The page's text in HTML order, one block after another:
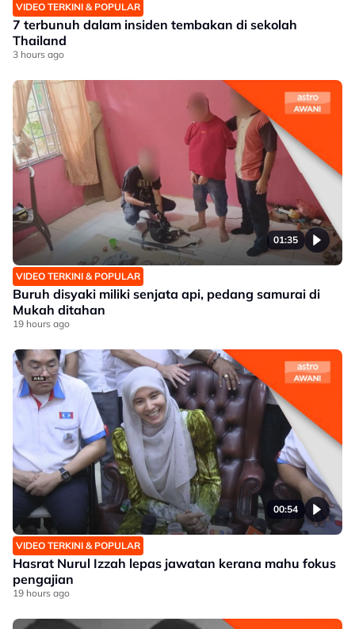
VIDEO TERKINI & POPULAR
7 terbunuh dalam insiden tembakan di sekolah
Thailand
3 hours ago
01:35
VIDEO TERKINI & POPULAR
Buruh disyaki miliki senjata api, pedang samurai di
Mukah ditahan
19 hours ago
00:54
VIDEO TERKINI & POPULAR
Hasrat Nurul Izzah lepas jawatan kerana mahu fokus
pengajian
19 hours ago